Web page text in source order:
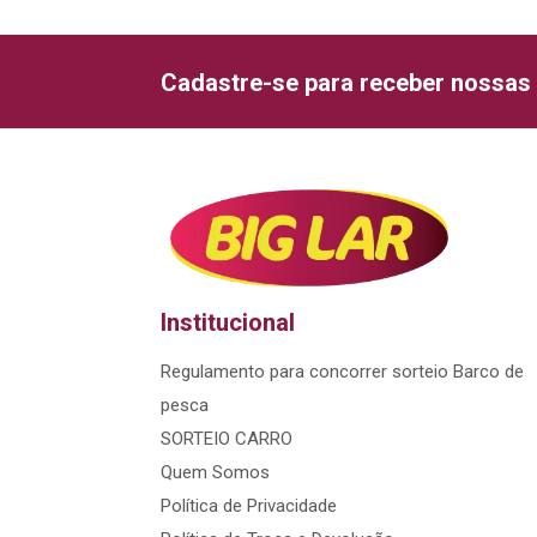
Cadastre-se para receber
Institucional
Regulamento para concorrer sorteio Barco de
pesca
SORTEIO CARRO
Quem Somos
Política de Privacidade